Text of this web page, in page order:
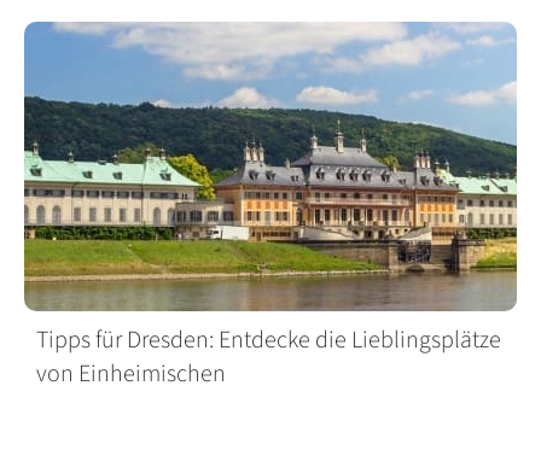
Tipps für Dresden: Entdecke die Lieblingsplätze
von Einheimischen